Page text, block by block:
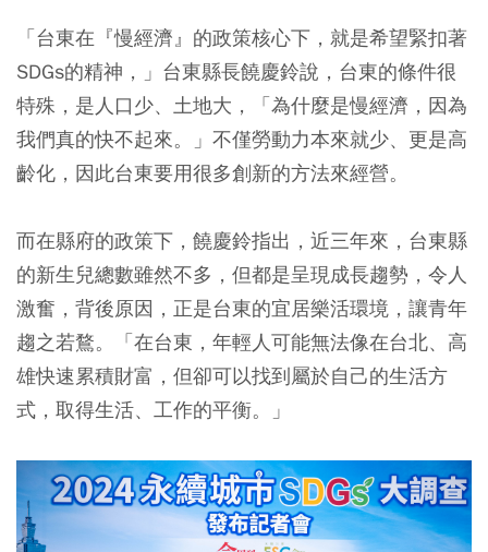
「台東在『慢經濟』的政策核心下，就是希望緊扣著
SDGs的精神，」台東縣長饒慶鈴說，台東的條件很
特殊，是人口少、土地大，「為什麼是慢經濟，因為
我們真的快不起來。」 不僅勞動力本來就少、更是高
齡化，因此台東要用很多創新的方法來經營。
而在縣府的政策下，饒慶鈴指出， 近三年來，台東縣
的新生兒總數雖然不多，但都是呈現成長趨勢，令人
激奮，背後原因，正是台東的宜居樂活環境，讓青年
趨之若鶩。
「在台東，年輕人可能無法像在台北、高
雄快速累積財富，但卻可以找到屬於自己的生活方
式，取得生活、工作的平衡。」